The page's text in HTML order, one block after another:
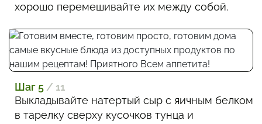
хорошо перемешивайте их между собой.
Шаг 5 / 11
Выкладывайте натертый сыр с яичным белком
в тарелку сверху кусочков тунца и